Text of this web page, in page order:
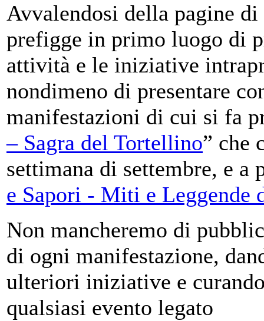
Avvalendosi della pagine
prefigge in primo luogo di
attività e le iniziative
nondimeno di presentare
manifestazioni di cui si fa
– Sagra del Tortellino” che
settimana di settembre, e a
e Sapori - Miti e Leggende
Non mancheremo di
di ogni manifestazione,
ulteriori iniziative e
qualsiasi evento legato